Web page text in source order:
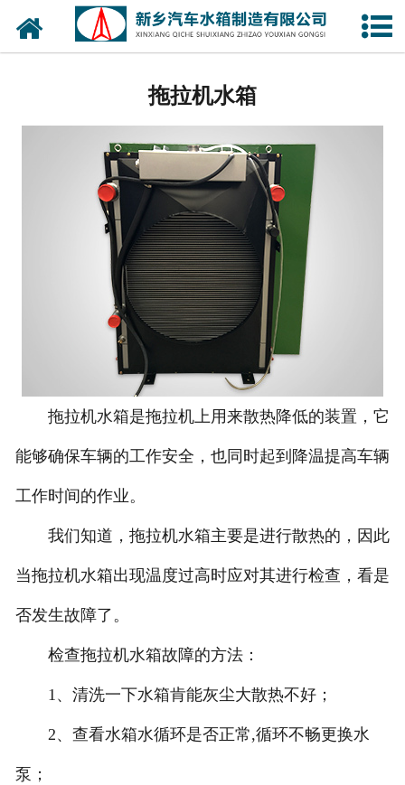
网站首页
工程机械散热器
矿用汽车水箱
农业机械散热器
汽车散热器
液压油散热器
压缩机散热器
拖拉机水箱
拖拉机水箱是拖拉机上用来散热降低的装置，它
能够确保车辆的工作安全，也同时起到降温提高车辆
工作时间的作业。
我们知道，拖拉机水箱主要是进行散热的，因此
当拖拉机水箱出现温度过高时应对其进行检查，看是
否发生故障了。
检查拖拉机水箱故障的方法：
1、清洗一下水箱肯能灰尘大散热不好；
2、查看水箱水循环是否正常,循环不畅更换水
泵；